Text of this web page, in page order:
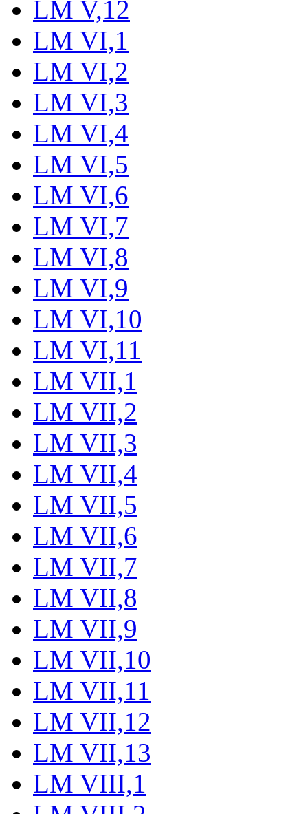
LM V,12
LM VI,1
LM VI,2
LM VI,3
LM VI,4
LM VI,5
LM VI,6
LM VI,7
LM VI,8
LM VI,9
LM VI,10
LM VI,11
LM VII,1
LM VII,2
LM VII,3
LM VII,4
LM VII,5
LM VII,6
LM VII,7
LM VII,8
LM VII,9
LM VII,10
LM VII,11
LM VII,12
LM VII,13
LM VIII,1